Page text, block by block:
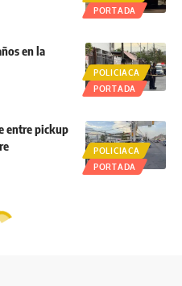
PORTADA
POLICIACA
PORTADA
en la
POLICIACA
PORTADA
entre pickup